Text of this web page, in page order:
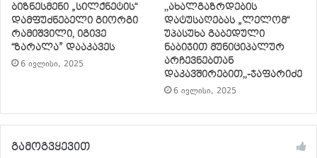
ბიზნესმენი „სილქნეტის“
დამფუძნებელი გიორგი
რამიშვილი, იგივე
“ზარალა” დააკავეს
6 ივლისი, 2025
,,ახალგაზრდების
დატუსაღებას „ლელომ“
უპასუხა გაბედული
ნაბიჯით მუნიციპალურ
არჩევნებთან
დაკავშირებით,,-ჯაფარიძე
6 ივლისი, 2025
გამოგვყევით